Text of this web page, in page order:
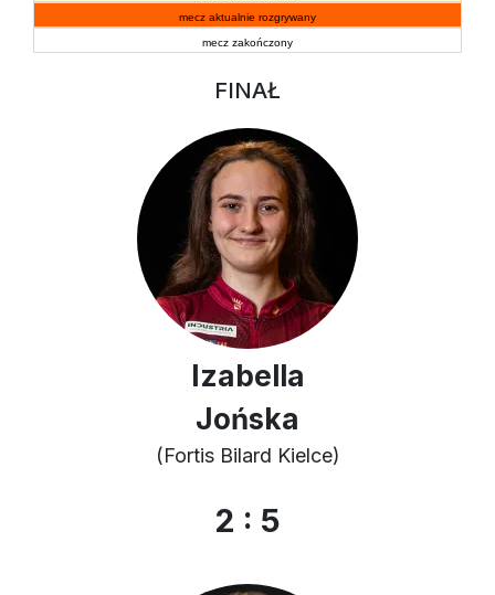
mecz aktualnie rozgrywany
mecz zakończony
FINAŁ
Izabella
Jońska
(Fortis Bilard Kielce)
2 : 5